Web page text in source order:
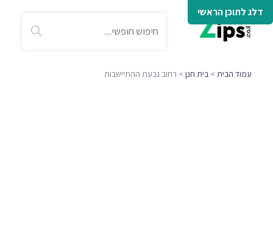
דלג לתוכן הראשי
עמוד הבית > בית חנן > רחוב גבעת ההתיישבות